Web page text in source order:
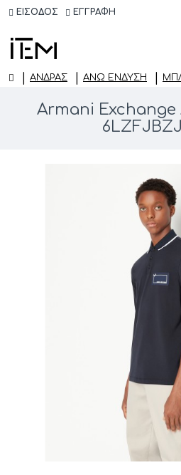
ΕΙΣΟΔΟΣ ΕΓΓΡΑΦΗ
ΑΝΔΡΑΣ ΆΝΩ ΈΝΔΥΣΗ
Armani Exchange